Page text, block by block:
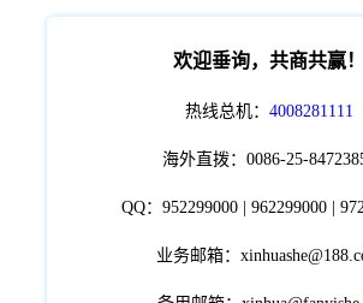
欢迎垂询，共商共赢！
热线总机： 4008281111
海外直拨：0086-25-
QQ：952299000 | 962299000 |
业务邮箱：